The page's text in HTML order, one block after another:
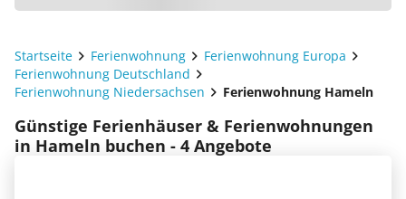
Startseite Ferienwohnung
Ferienwohnung Europa
Ferienwohnung Deutschland
Ferienwohnung Niedersachsen
Ferienwohnung Hameln
Günstige Ferienhäuser & Ferienwohnungen
in Hameln buchen - 4 Angebote